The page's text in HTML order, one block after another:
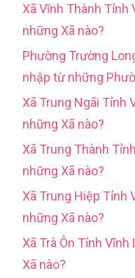
Xã Vĩnh Thành
những Xã nào?
Phường Trường
nhập từ những
Xã Trung Ngãi Tỉnh
những Xã nào?
Xã Trung Thành
những Xã nào?
Xã Trung Hiệp Tỉnh
những Xã nào?
Xã Trà Ôn Tỉnh
Xã nào?